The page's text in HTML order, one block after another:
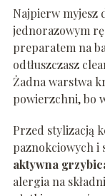
Najpierw myjesz
jednorazowym
preparatem na
odtłuszczasz
Żadna warstwa
powierzchni, bo
Przed stylizacją
paznokciowych i
aktywna
alergia na